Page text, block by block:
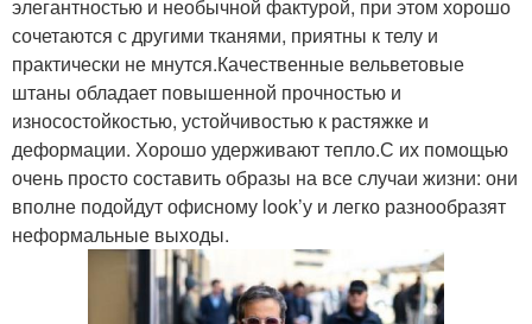
элегантностью и необычной фактурой, при этом хорошо
сочетаются с другими тканями, приятны к телу и
практически не мнутся.Качественные вельветовые
штаны обладает повышенной прочностью и
износостойкостью, устойчивостью к растяжке и
деформации. Хорошо удерживают тепло.С их помощью
очень просто составить образы на все случаи жизни: они
вполне подойдут офисному look’у и легко разнообразят
неформальные выходы.